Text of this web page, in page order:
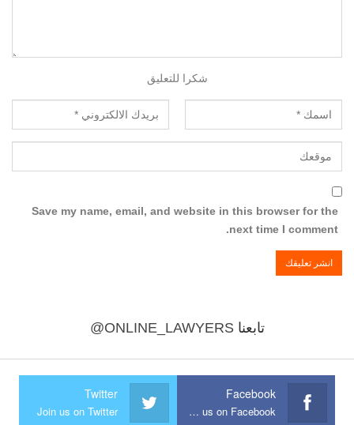
شكرا للتعليق
Save my name, email, and website in this browser for the
next time I comment.
تابعنا@ONLINE_LAWYERS
Facebook
Join us on Facebook
Twitter
Join us on Twitter